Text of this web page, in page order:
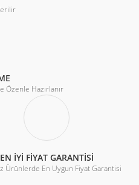
Özenle Hazırlanır
EN İYİ FİYAT GARANTİSİ
Ürünlerde En Uygun Fiyat Garantisi